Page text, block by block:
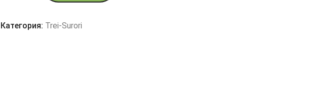
Категория: Trei-Surori